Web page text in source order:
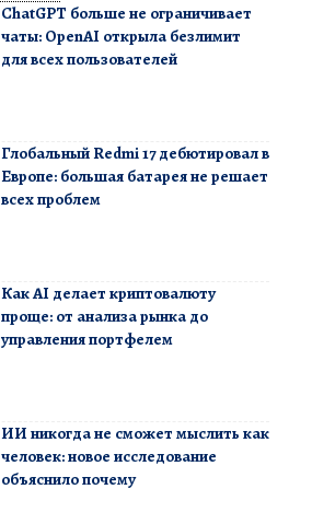
ChatGPT больше не ограничивает
чаты: OpenAI открыла безлимит
для всех пользователей
Глобальный Redmi 17 дебютировал в
Европе: большая батарея не решает
всех проблем
Как AI делает криптовалюту
проще: от анализа рынка до
управления портфелем
ИИ никогда не сможет мыслить как
человек: новое исследование
объяснило почему